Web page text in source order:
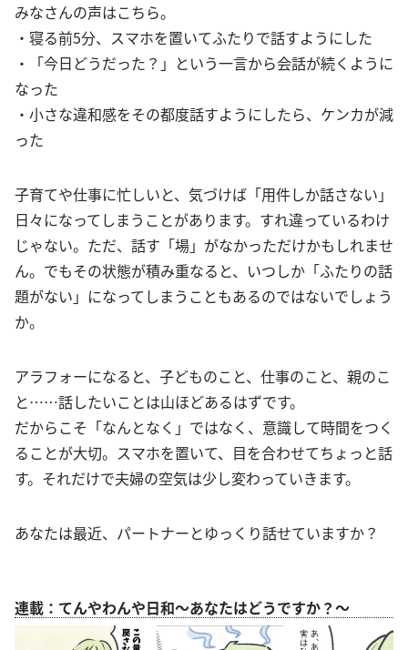
みなさんの声はこちら。
・寝る前5分、スマホを置いてふたりで話すようにした
・「今日どうだった？」という一言から会話が続くように
なった
・小さな違和感をその都度話すようにしたら、ケンカが減
った
子育てや仕事に忙しいと、気づけば「用件しか話さない」
日々になってしまうことがあります。すれ違っているわけ
じゃない。ただ、話す「場」がなかっただけかもしれませ
ん。でもその状態が積み重なると、いつしか「ふたりの話
題がない」になってしまうこともあるのではないでしょう
か。
アラフォーになると、子どものこと、仕事のこと、親のこ
と……話したいことは山ほどあるはずです。
だからこそ「なんとなく」ではなく、意識して時間をつく
ることが大切。スマホを置いて、目を合わせてちょっと話
す。それだけで夫婦の空気は少し変わっていきます。
あなたは最近、パートナーとゆっくり話せていますか？
連載：てんやわんや日和～あなたはどうですか？～